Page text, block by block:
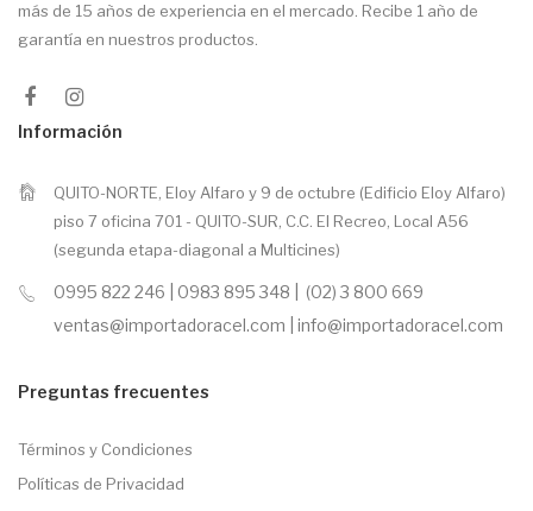
más de 15 años de experiencia en el mercado. Recibe 1 año de
garantía en nuestros productos.
Información
QUITO-NORTE, Eloy Alfaro y 9 de octubre (Edificio Eloy Alfaro)
piso 7 oficina 701 - QUITO-SUR, C.C. El Recreo, Local A56
(segunda etapa-diagonal a Multicines)
0995 822 246 | 0983 895 348 | (02) 3 800 669
ventas@importadoracel.com | info@importadoracel.com
Preguntas frecuentes
Términos y Condiciones
Políticas de Privacidad